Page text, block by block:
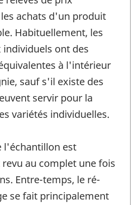
achats d'un produit
Habituellement, les
individuels ont des
à l'intérieur
sauf s'il existe des
servir pour la
variétés individuelles.
l'échantillon est
au complet une fois
Entre-temps, le ré-
se fait principalement